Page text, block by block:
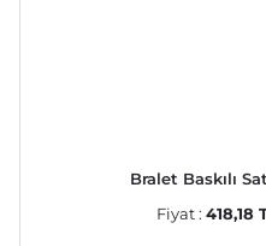
Bralet Baskılı
Fiyat : 418,18